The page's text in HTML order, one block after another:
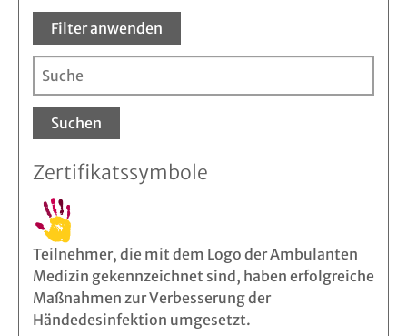
Filter anwenden
Suchen
Zertifikatssymbole
Teilnehmer, die mit dem Logo der Ambulanten
Medizin gekennzeichnet sind, haben erfolgreiche
Maßnahmen zur Verbesserung der
Händedesinfektion umgesetzt.